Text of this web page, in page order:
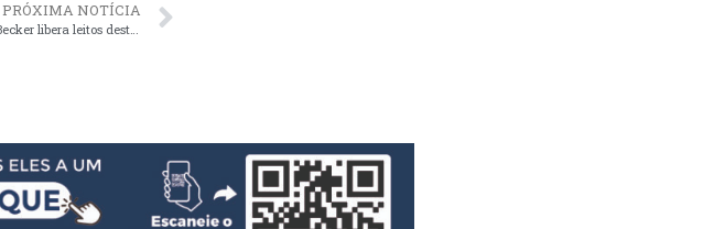
PRÓXIMA NOTÍCIA
Com a baixa no número de internações, Becker libera leitos destinados à covid-19